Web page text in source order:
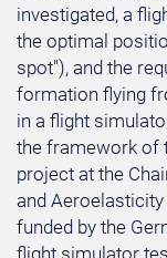
investigated, a
the optimal
spot"), and the
formation flying
in a flight
the framework of
project at the
and
funded by the
flight simulator